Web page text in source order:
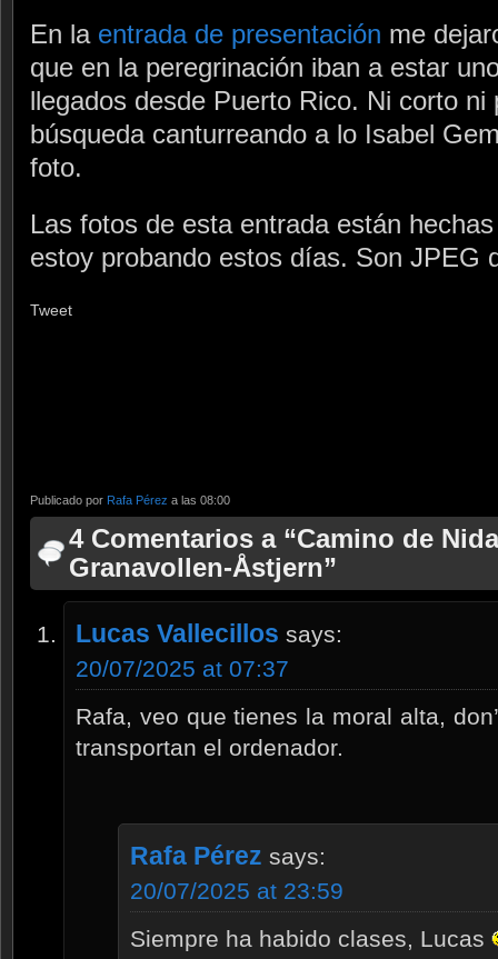
En la entrada de presentación me
que en la peregrinación iban a estar
llegados desde Puerto Rico. Ni corto ni
búsqueda canturreando a lo Isabel
foto.
Las fotos de esta entrada están
estoy probando estos días. Son JPEG
Tweet
Publicado por Rafa Pérez a las 08:00
4 Comentarios a “Camino de
Granavollen-Åstjern”
Lucas Vallecillos says:
20/07/2025 at 07:37
Rafa, veo que tienes la moral alta,
transportan el ordenador.
Rafa Pérez says:
20/07/2025 at 23:59
Siempre ha habido clases, Lucas